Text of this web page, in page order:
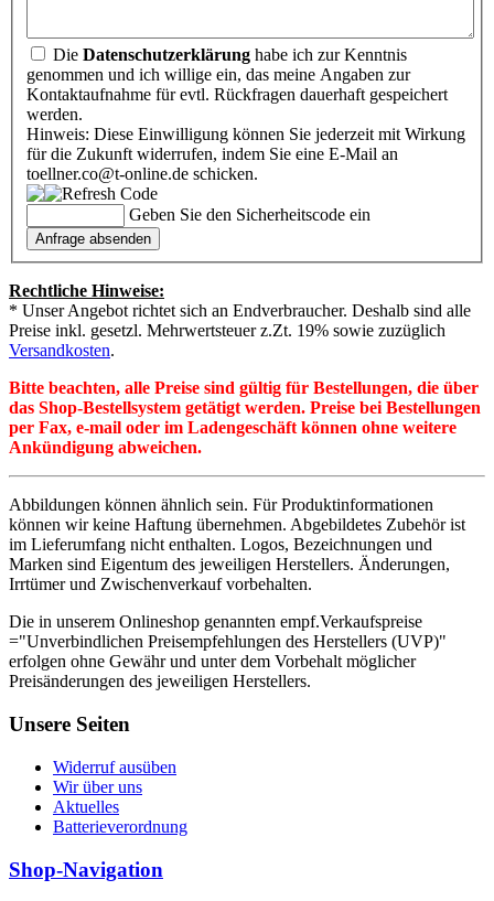
Die Datenschutzerklärung habe ich zur Kenntnis
genommen und ich willige ein, das meine Angaben zur
Kontaktaufnahme für evtl. Rückfragen dauerhaft gespeichert
werden.
Hinweis: Diese Einwilligung können Sie jederzeit mit Wirkung
für die Zukunft widerrufen, indem Sie eine E-Mail an
toellner.co@t-online.de schicken.
Geben Sie den Sicherheitscode ein
Rechtliche Hinweise:
* Unser Angebot richtet sich an Endverbraucher. Deshalb sind alle
Preise inkl. gesetzl. Mehrwertsteuer z.Zt. 19% sowie zuzüglich
Versandkosten.
Bitte beachten, alle Preise sind gültig für Bestellungen, die über
das Shop-Bestellsystem getätigt werden. Preise bei Bestellungen
per Fax, e-mail oder im Ladengeschäft können ohne weitere
Ankündigung abweichen.
Abbildungen können ähnlich sein. Für Produktinformationen
können wir keine Haftung übernehmen. Abgebildetes Zubehör ist
im Lieferumfang nicht enthalten. Logos, Bezeichnungen und
Marken sind Eigentum des jeweiligen Herstellers. Änderungen,
Irrtümer und Zwischenverkauf vorbehalten.
Die in unserem Onlineshop genannten empf.Verkaufspreise
="Unverbindlichen Preisempfehlungen des Herstellers (UVP)"
erfolgen ohne Gewähr und unter dem Vorbehalt möglicher
Preisänderungen des jeweiligen Herstellers.
Unsere Seiten
Widerruf ausüben
Wir über uns
Aktuelles
Batterieverordnung
Shop-Navigation